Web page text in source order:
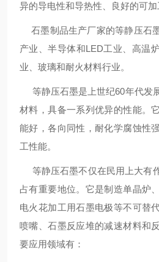
异的导电性和导热性、良好的可加
石墨制品生产厂家的等静压石
产业、半导体和LED工业、高温
业、玻璃和耐火材料行业。
等静压石墨是上世纪60年代发
材料，具备一系列优异的性能。
能好，各向同性，耐化学腐蚀性
工性能。
等静压石墨不仅在民用上大有
占有重要地位。它是制造单晶炉
电火花加工用石墨电极等不可替
喷嘴、石墨反应堆的减速材料和
要应用领域有：